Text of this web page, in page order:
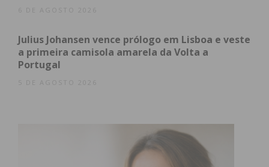
6 DE AGOSTO 2026
Julius Johansen vence prólogo em Lisboa e veste
a primeira camisola amarela da Volta a
Portugal
5 DE AGOSTO 2026